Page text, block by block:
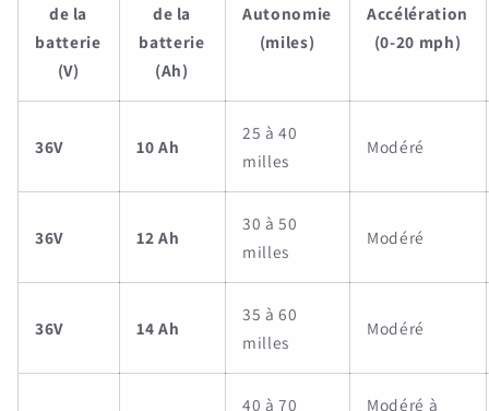
de la
batterie
(V)
de la
batterie
(Ah)
Autonomie
(miles)
Accélération
(0-20 mph)
36V 10 Ah
25 à 40
milles
Modéré
36V 12 Ah
30 à 50
milles
Modéré
36V 14 Ah
35 à 60
milles
Modéré
40 à 70
Modéré à